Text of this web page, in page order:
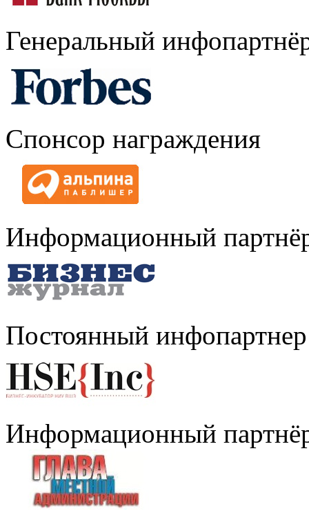
Генеральный
Спонсор награждения
Информационный
Постоянный инфопартнер
Информационный